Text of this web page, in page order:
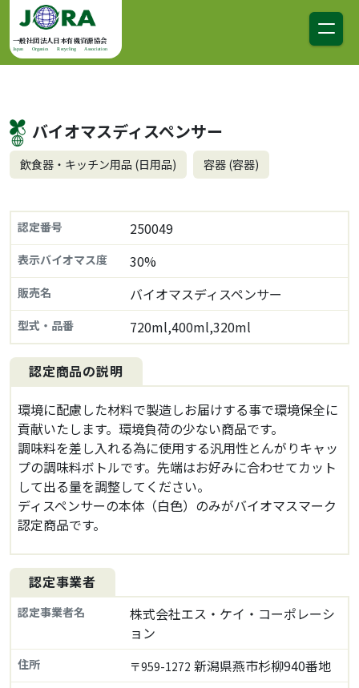
コンテンツへスキップ
メインナビゲーション
一般社団法人日本有機資源協会
Japan Organics Recycling Association
バイオマスディスペンサー
飲食器・キッチン用品 (日用品) 容器 (容器)
認定番号 250049
表示バイオマス度 30%
販売名 バイオマスディスペンサー
型式・品番 720ml,400ml,320ml
認定商品の説明
環境に配慮した材料で製造しお届けする事で環境保全に
貢献いたします。環境負荷の少ない商品です。
調味料を差し入れる為に使用する汎用性とんがりキャッ
プの調味料ボトルです。先端はお好みに合わせてカット
して出る量を調整してください。
ディスペンサーの本体（白色）のみがバイオマスマーク
認定商品です。
認定事業者
認定事業者名
株式会社エス・ケイ・コーポレーシ
ョン
住所 〒959-1272 新潟県燕市杉柳940番地